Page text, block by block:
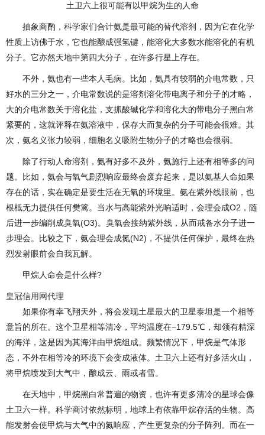
土卫六上很可能有以甲烷为生的人命
抽象商酌，科学家们合计氨是最可能的替代溶剂，因为它在化学
性质上访佛于水，它也能酿成强氢键，能溶化大多数水能溶化的有机
分子。它亦然天地中第四大分子，在许多行星上存在。
不外，氨也有一些本人毛病。比如，氨具有较弱的介电常数，只
好水的三分之一，介电常数说的是溶剂溶化带电离子和分子的才略，
大的介电常数关于溶化盐，支抓酸碱化学和溶化大的带电分子黑白常
紧要的，这就评释在氨溶液中，保存大而复杂的分子可能会很难。其
次，氨名义张力较弱，细胞名义吸附生物分子的才略也会很弱。
除了行动人命溶剂，氨有好多不及外，氨施行上还有相等多的问
题。比如，氨会与氧气剧烈响应最终会废弃起来，是以氨基人命如果
存在的话，实在确定是要生活在无氧的环境里。氨在紫外线眼前，也
根柢无力提供任何樊篱。当水与高能紫外光响适时，会理会成O2，随
后进一步编削成臭氧(O3)。臭氧会接纳紫外线，从而戒备水分子进一
步理会。比较之下，氨会理会成氮(N2)，不提供任何保护，最终在热
烈发射眼前会自我瓦解。
甲烷人命会是什么样?
皇冠信用网代理
如果你有幸飞翔天外，将会发现土星最大的卫星泰坦是一个相等
意旨的所在。这个卫星相等清冷，平均温度在−179.5℃，却领有精深
的海洋，这是因为其海洋由甲烷组成。频繁情况下，甲烷是气体形
态，不外在相等冷的环境下会变成液体。土卫六上还有好多活火山，
将甲烷喷发到大气中，酿成云、雨或者雪。
在天地中，甲烷黑白常普遍的物资，也许有更多清冷的星球会像
土卫六一样。科学商讨依然标明，地球上有依靠甲烷存活的生物。高
能发射会使甲烷与大气中的氮响应，产生更复杂的分子阵列。而在一